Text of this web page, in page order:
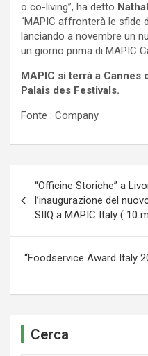
o co-living”, ha detto
“MAPIC affronterà le sfide
lanciando a novembre un
un giorno prima di MAPIC
MAPIC si terrà a Cannes
Palais des Festivals.
Fonte : Company
articoli
“Officine Storiche” a
l’inaugurazione del
SIIQ a MAPIC Italy ( 10
“Foodservice Award Italy
Cerca